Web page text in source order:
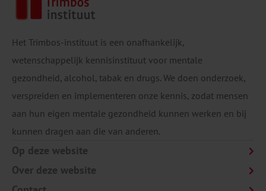
Het Trimbos-instituut is een onafhankelijk,
wetenschappelijk kennisinstituut voor mentale
gezondheid, alcohol, tabak en drugs. We doen onderzoek,
verspreiden en implementeren onze kennis, zodat mensen
aan hun eigen mentale gezondheid kunnen werken en bij
kunnen dragen aan die van anderen.
Op deze website
Over deze website